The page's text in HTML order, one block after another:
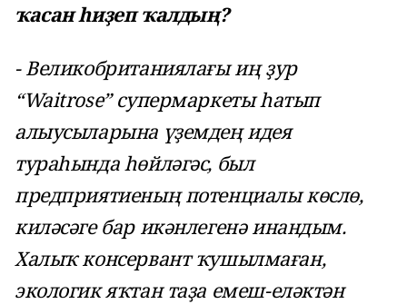
ҡасан һиҙеп ҡалдың?
- Великобританиялағы иң ҙур
“Waitrose” супермаркеты һатып
алыусыларына үҙемдең идея
тураһында һөйләгәс, был
предприятиеның потенциалы көслө,
киләсәге бар икәнлегенә инандым.
Халыҡ консервант ҡушылмаған,
экологик яҡтан таҙа емеш-еләктән